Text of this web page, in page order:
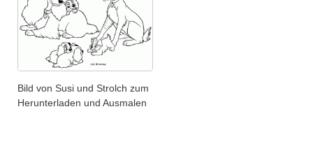
Bild von Susi und Strolch zum
Herunterladen und Ausmalen